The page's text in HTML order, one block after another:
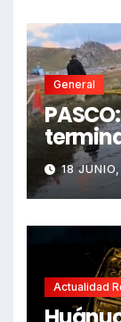
General
sin
18
Actualidad